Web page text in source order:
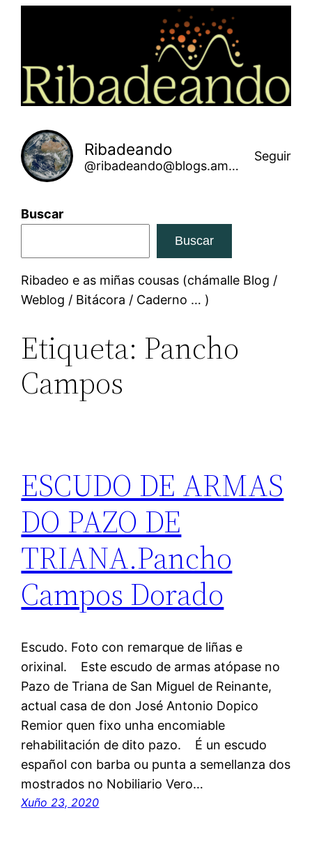
Ribadeando
@ribadeando@blogs.amarinha.gal
Seguir
Buscar
Buscar
Ribadeo e as miñas cousas (chámalle Blog /
Weblog / Bitácora / Caderno … )
Etiqueta: Pancho
Campos
ESCUDO DE ARMAS
DO PAZO DE
TRIANA.Pancho
Campos Dorado
Escudo. Foto con remarque de liñas e
orixinal. Este escudo de armas atópase no
Pazo de Triana de San Miguel de Reinante,
actual casa de don José Antonio Dopico
Remior quen fixo unha encomiable
rehabilitación de dito pazo. É un escudo
español con barba ou punta a semellanza dos
mostrados no Nobiliario Vero…
Xuño 23, 2020